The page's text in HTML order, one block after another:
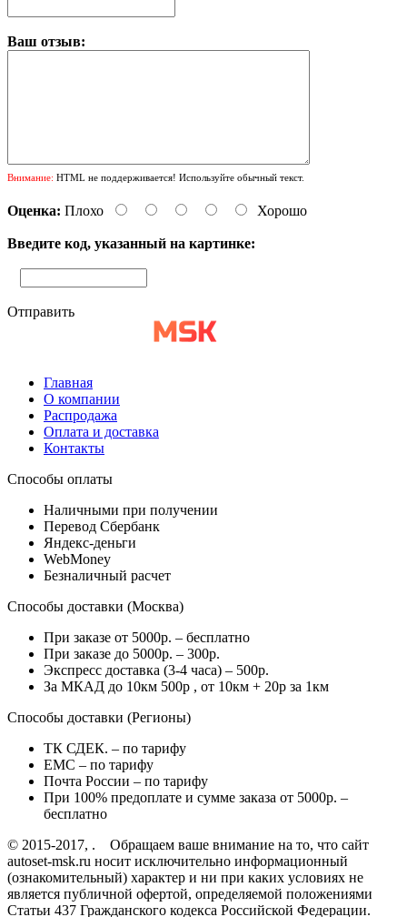
Ваш отзыв:
Внимание: HTML не поддерживается! Используйте обычный текст.
Оценка: Плохо Хорошо
Введите код, указанный на картинке:
Отправить
Главная
О компании
Распродажа
Оплата и доставка
Контакты
Способы оплаты
Наличными при получении
Перевод Сбербанк
Яндекс-деньги
WebMoney
Безналичный расчет
Способы доставки (Москва)
При заказе от 5000р. – бесплатно
При заказе до 5000р. – 300р.
Экспресс доставка (3-4 часа) – 500р.
За МКАД до 10км 500р , от 10км + 20р за 1км
Способы доставки (Регионы)
ТК СДЕК. – по тарифу
EMC – по тарифу
Почта России – по тарифу
При 100% предоплате и сумме заказа от 5000р. –
бесплатно
© 2015-2017, . Обращаем ваше внимание на то, что сайт
autoset-msk.ru носит исключительно информационный
(ознакомительный) характер и ни при каких условиях не
является публичной офертой, определяемой положениями
Статьи 437 Гражданского кодекса Российской Федерации.